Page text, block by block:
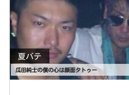
夏バテ
瓜田純士の僕の心は顔面タトゥー